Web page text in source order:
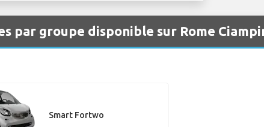
par groupe disponible sur Rome
Smart Fortwo